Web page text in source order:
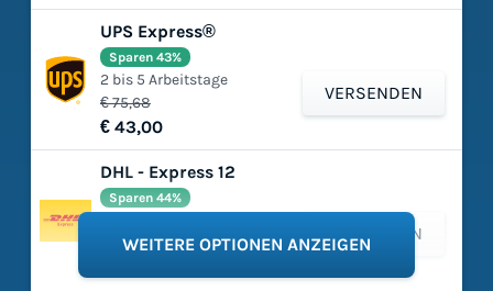
UPS Express®
€ 75,68
€ 43,00
Sparen 43%
2 bis 5 Arbeitstage
VERSENDEN
DHL - Express 12
€ 140,16
Sparen 44%
VERSENDEN
WEITERE OPTIONEN ANZEIGEN